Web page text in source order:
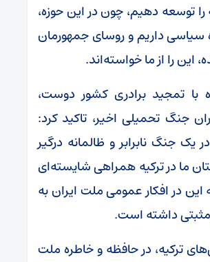
را توسعه دهیم، چون در این حوزه،
سیاسی داریم و روسای جمهورمان
این را از ما خواسته‌اند.
با تمجید برادری کشور دوست،
جنگ تحمیلی اخیر، تاکید کرد:
یک جنگ نابرابر و ظالمانه درگیر
ما در ترکیه همراهی شایسته‌ای
این در افکار عمومی ملت ایران به
مثبتی داشته است.
ترکیه، در حافظه و خاطره ملت